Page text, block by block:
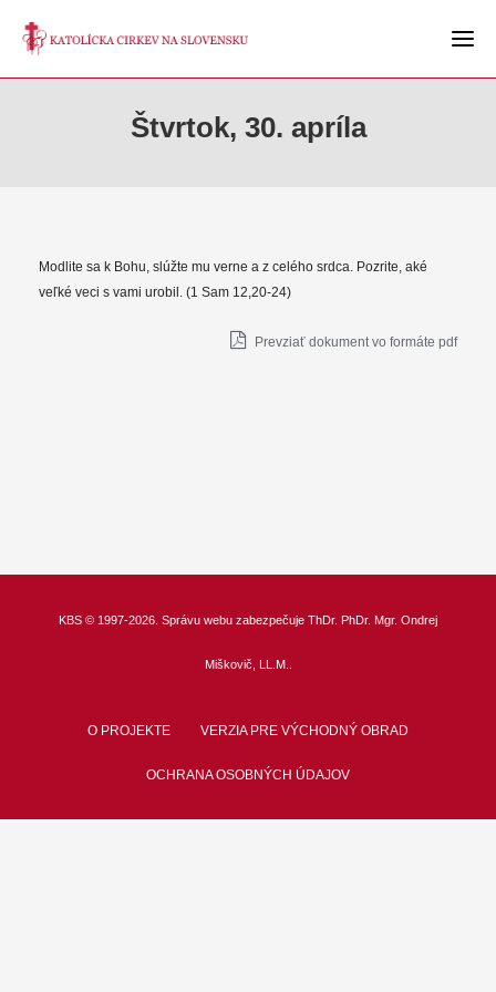
Štvrtok, 30. apríla
Modlite sa k Bohu, slúžte mu verne a z celého srdca. Pozrite, aké
veľké veci s vami urobil. (1 Sam 12,20-24)
Prevziať dokument vo formáte pdf
KBS © 1997-2026. Správu webu zabezpečuje ThDr. PhDr. Mgr. Ondrej
Miškovič, LL.M.
O PROJEKTE VERZIA PRE VÝCHODNÝ OBRAD
OCHRANA OSOBNÝCH ÚDAJOV